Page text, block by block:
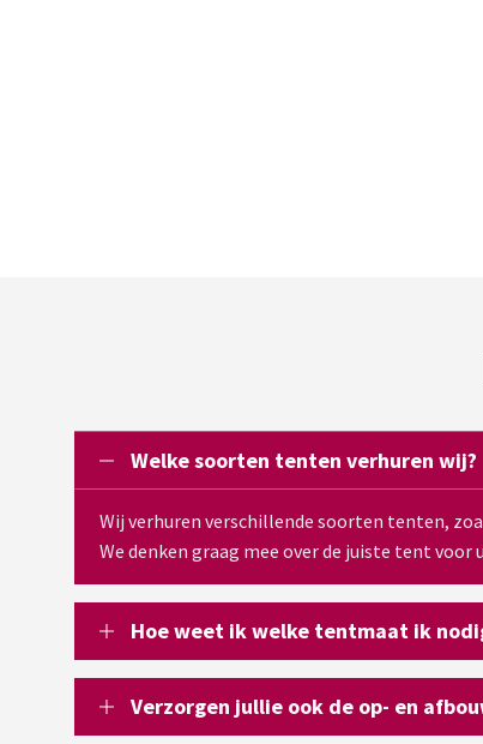
Welke soorten tenten verhuren wij?
Wij verhuren verschillende soorten tenten,
We denken graag mee over de juiste tent voor
Hoe weet ik welke tentmaat ik
Verzorgen jullie ook de op- en